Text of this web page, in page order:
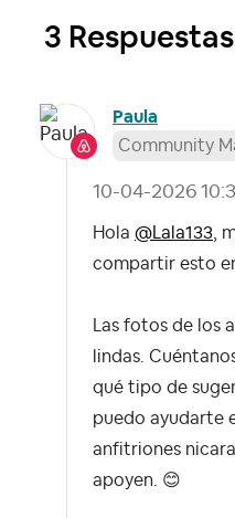
3 Respuestas
Paula
Community
‎10-04-2026
Hola @Lala133,
compartir esto
Las fotos de los
lindas.
qué tipo de
puedo ayudarte
anfitriones
apoyen. 😊